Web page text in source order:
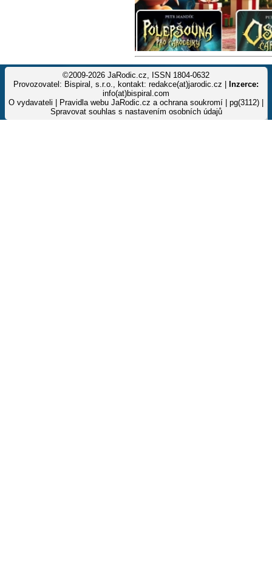
©2009-2026 JaRodic.cz, ISSN 1804-0632
Provozovatel: Bispiral, s.r.o., kontakt: redakce(at)jarodic.cz |
Inzerce:
info(at)bispiral.com
O vydavateli
Pravidla webu JaRodic.cz a ochrana soukromí | pg(3112) |
Spravovat souhlas s nastavením osobních údajů